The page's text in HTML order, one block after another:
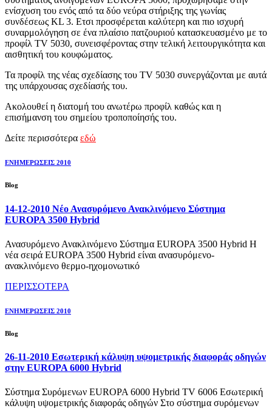
ενίσχυση του ενός από τα δύο νεύρα στήριξης της γωνίας
συνδέσεως KL 3. Ετσι προσφέρεται καλύτερη και πιο ισχυρή
συναρμολόγηση σε ένα πλαίσιο πατζουριού κατασκευασμένο με το
προφίλ TV 5030, συνεισφέροντας στην τελική λειτουργικότητα και
αισθητική του κουφώματος.
Τα προφίλ της νέας σχεδίασης του TV 5030 συνεργάζονται με αυτά
της υπάρχουσας σχεδίασής του.
Ακολουθεί η διατομή του ανωτέρω προφίλ καθώς και η
επισήμανση του σημείου τροποποίησής του.
Δείτε περισσότερα εδώ
ΕΝΗΜΕΡΩΣΕΙΣ 2010
Blog
14-12-2010 Νέο Ανασυρόμενο Ανακλινόμενο Σύστημα
EUROPA 3500 Hybrid
Ανασυρόμενο Ανακλινόμενο Σύστημα EUROPA 3500 Hybrid Η
νέα σειρά EUROPA 3500 Hybrid είναι ανασυρόμενο-
ανακλινόμενο θερμο-ηχομονωτικό
ΠΕΡΙΣΣΟΤΕΡΑ
ΕΝΗΜΕΡΩΣΕΙΣ 2010
Blog
26-11-2010 Εσωτερική κάλυψη υψομετρικής διαφοράς οδηγών
στην EUROPA 6000 Hybrid
Σύστημα Συρόμενων EUROPA 6000 Hybrid TV 6006 Εσωτερική
κάλυψη υψομετρικής διαφοράς οδηγών Στο σύστημα συρόμενων